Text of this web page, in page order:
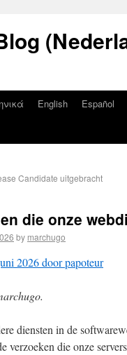
English Español
Candidate uitgebracht
die onze
by marchugo
2026 door papoteur
diensten in de
verzoeken die onze